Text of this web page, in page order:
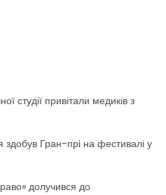
студії привітали медиків з
Гран-прі на фестивалі у
долучився до